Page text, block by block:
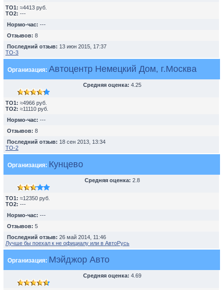
TO1: ≈4413 руб.
TO2: ---
Нормо-час: ---
Отзывов: 8
Последний отзыв: 13 июн 2015, 17:37
ТО-3
Организация: Автоцентр Немецкий Дом, г.Москва
Средняя оценка: 4.25
TO1: ≈4966 руб.
TO2: ≈11110 руб.
Нормо-час: ---
Отзывов: 8
Последний отзыв: 18 сен 2013, 13:34
TO-2
Организация: Кунцево
Средняя оценка: 2.8
TO1: ≈12350 руб.
TO2: ---
Нормо-час: ---
Отзывов: 5
Последний отзыв: 26 май 2014, 11:46
Лучше бы поехал к не официалу или в АвтоРусь
Организация: Мэйджор Авто
Средняя оценка: 4.69